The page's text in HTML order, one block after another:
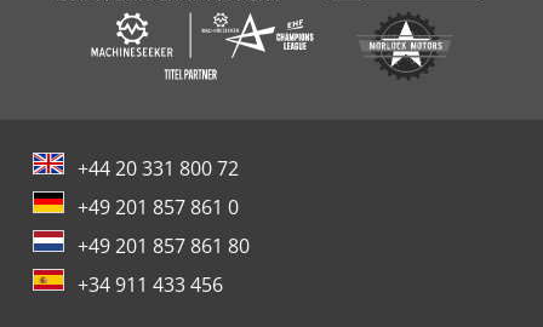
+44 20 331 800 72
+49 201 857 861 0
+49 201 857 861 80
+34 911 433 456